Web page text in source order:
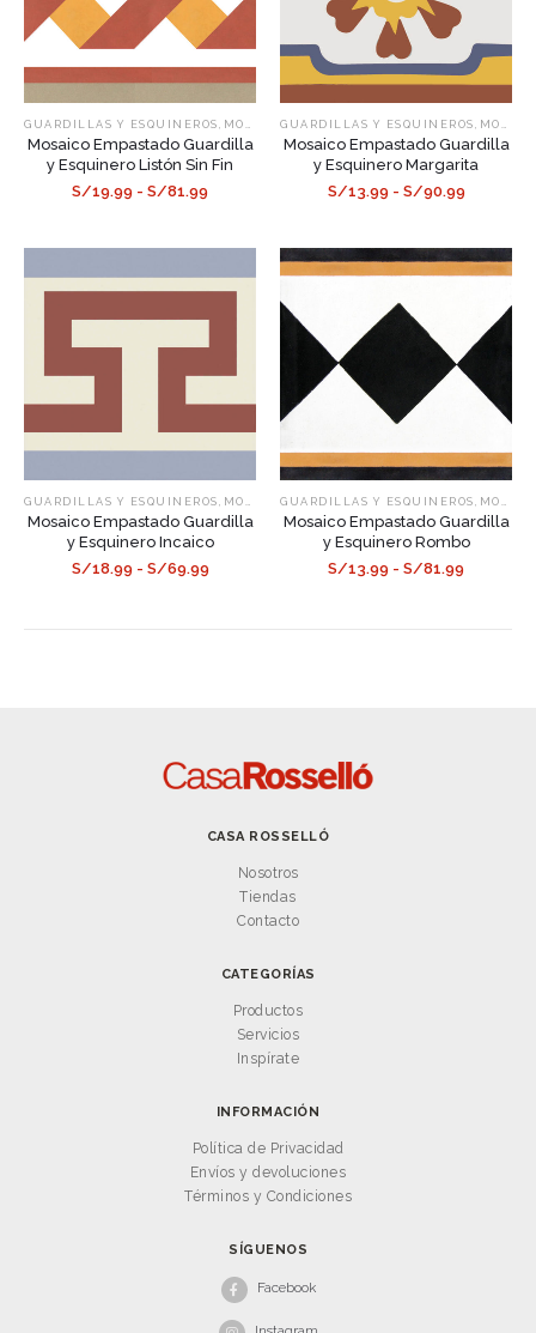
GUARDILLAS Y ESQUINEROS MOSAICOS EMPASTADOS
Mosaico Empastado Guardilla
y Esquinero Listón Sin Fin
S/19.99 - S/81.99
GUARDILLAS Y ESQUINEROS MOSAICOS EMPASTADOS
Mosaico Empastado Guardilla
y Esquinero Margarita
S/13.99 - S/90.99
GUARDILLAS Y ESQUINEROS MOSAICOS EMPASTADOS
Mosaico Empastado Guardilla
y Esquinero Incaico
S/18.99 - S/69.99
GUARDILLAS Y ESQUINEROS MOSAICOS EMPASTADOS
Mosaico Empastado Guardilla
y Esquinero Rombo
S/13.99 - S/81.99
CASA ROSSELLÓ
Nosotros
Tiendas
Contacto
CATEGORÍAS
Productos
Servicios
Inspírate
INFORMACIÓN
Política de Privacidad
Envíos y devoluciones
Términos y Condiciones
SÍGUENOS
Facebook